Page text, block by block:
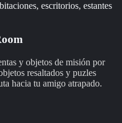
escritorios, estantes
y objetos de misión por
resaltados y puzles
hacia tu amigo atrapado.